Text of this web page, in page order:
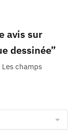
avis sur
dessinée”
Les champs